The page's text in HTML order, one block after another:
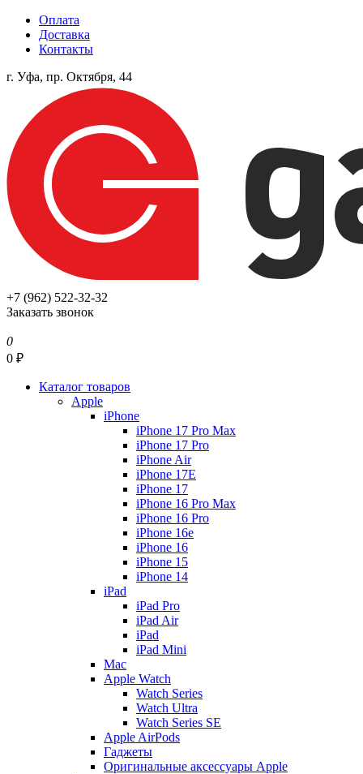
Оплата
Доставка
Контакты
г. Уфа, пр. Октября, 44
+7 (962) 522-32-32
Заказать звонок
0
0 ₽
Каталог товаров
Apple
iPhone
iPhone 17 Pro Max
iPhone 17 Pro
iPhone Air
iPhone 17E
iPhone 17
iPhone 16 Pro Max
iPhone 16 Pro
iPhone 16e
iPhone 16
iPhone 15
iPhone 14
iPad
iPad Pro
iPad Air
iPad
iPad Mini
Mac
Apple Watch
Watch Series
Watch Ultra
Watch Series SE
Apple AirPods
Гаджеты
Оригинальные аксессуары Apple